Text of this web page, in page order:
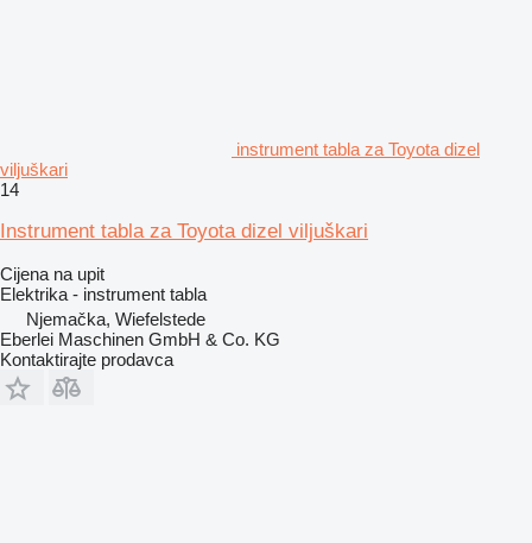
instrument tabla za Toyota dizel
viljuškari
14
Instrument tabla za Toyota dizel viljuškari
Cijena na upit
Elektrika - instrument tabla
Njemačka, Wiefelstede
Eberlei Maschinen GmbH & Co. KG
Kontaktirajte prodavca